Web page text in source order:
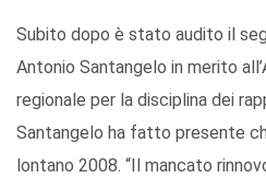
Subito dopo è stato audito il
Antonio Santangelo in merito
regionale per la disciplina dei
Santangelo ha fatto presente
lontano 2008. “Il mancato